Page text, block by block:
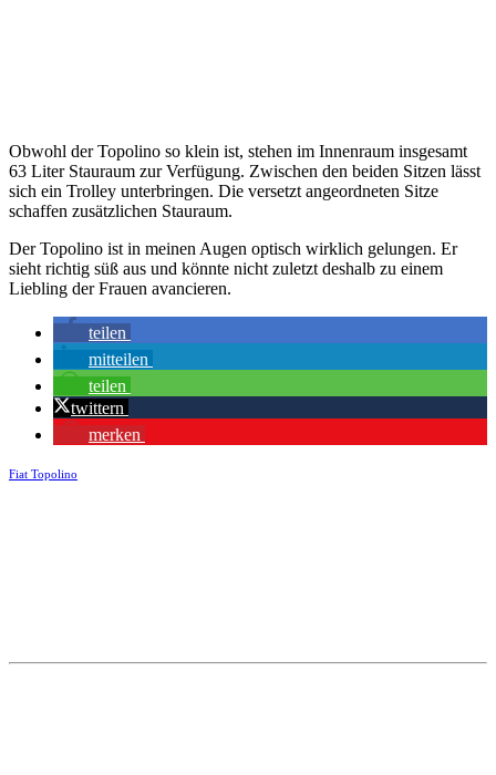
Obwohl der Topolino so klein ist, stehen im Innenraum insgesamt
63 Liter Stauraum zur Verfügung. Zwischen den beiden Sitzen lässt
sich ein Trolley unterbringen. Die versetzt angeordneten Sitze
schaffen zusätzlichen Stauraum.
Der Topolino ist in meinen Augen optisch wirklich gelungen. Er
sieht richtig süß aus und könnte nicht zuletzt deshalb zu einem
Liebling der Frauen avancieren.
teilen
mitteilen
teilen
twittern
merken
Fiat Topolino